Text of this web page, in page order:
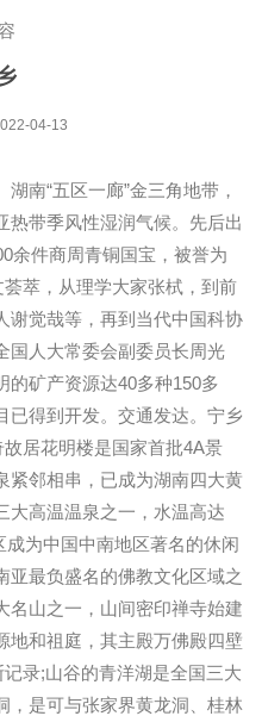
04-13
南“五区一廊”金三角地带，
热带季风性湿润气候。先后出
余件商周青铜国宝，被誉为
萃，从理学大家张栻，到前
谢觉哉等，再到当代中国科协
国人大常委会副委员长周光
的矿产资源达40多种150多
已得到开发。交通发达。宁乡
故居花明楼是国家首批4A景
紧邻相串，已成为湖南四大黄
大高温温泉之一，水温高达
为中国中南地区著名的休闲
亚最负盛名的佛教文化区域之
名山之一，山间密印禅寺始建
地和祖庭，其主殿万佛殿四壁
录;山谷的青洋湖是全国三大
，是可与张家界黄龙洞、桂林